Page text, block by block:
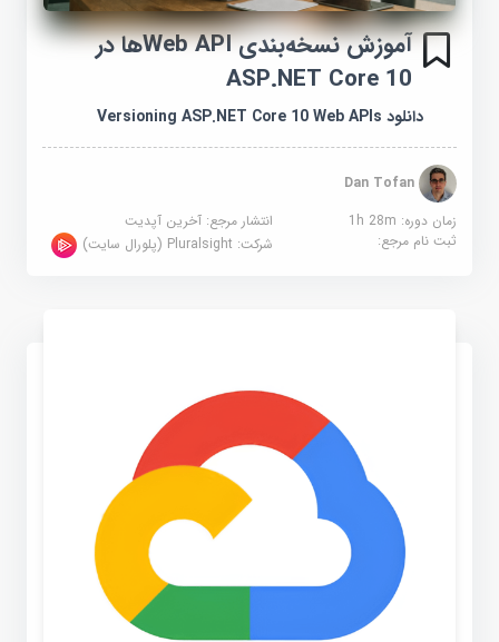
آموزش نسخه‌بندی Web APIها در
ASP.NET Core 10
دانلود Versioning ASP.NET Core 10 Web APIs
Dan Tofan
زمان دوره: 1h 28m
انتشار مرجع:آخرین آپدیت
ثبت نام مرجع:
شرکت:Pluralsight (پلورال سایت)